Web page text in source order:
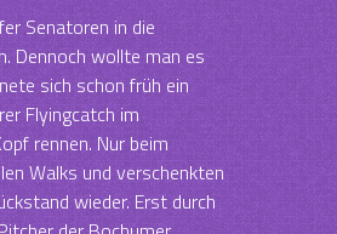
Senatoren in die
Dennoch wollte man es
sich schon früh ein
Flyingcatch im
rennen. Nur beim
Walks und verschenkten
wieder. Erst durch